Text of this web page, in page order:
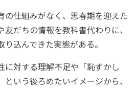
仕組みがなく、思春期を迎えた
だちの情報を教科書代わりに、
込んできた実態がある。
対する理解不足や「恥ずかし
いう後ろめたいイメージから、